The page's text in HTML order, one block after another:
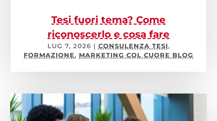
Tesi fuori tema? Come
riconoscerlo e cosa fare
LUG 7, 2026 | CONSULENZA TESI,
FORMAZIONE, MARKETING COL CUORE BLOG